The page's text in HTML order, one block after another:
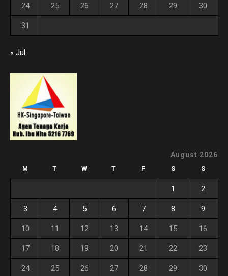
24 25 26 27 28 29 30
31
« Jul
August 2026
M T W T F S S
1 2
3 4 5 6 7 8 9
10 11 12 13 14 15 16
17 18 19 20 21 22 23
24 25 26 27 28 29 30